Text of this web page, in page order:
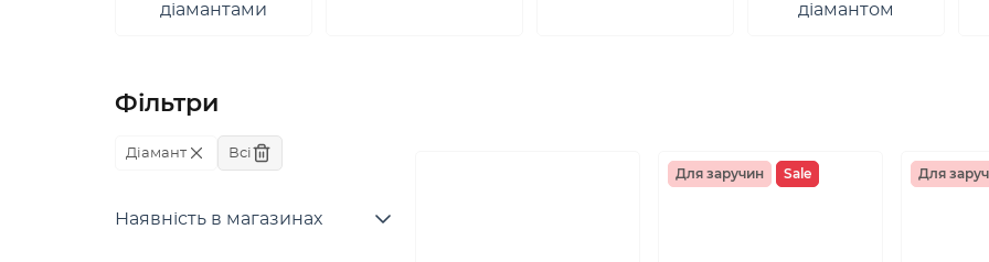
діамантами
діамантом
Фільтри
Діамант Всі
Наявність в магазинах
Для заручин Sale Для